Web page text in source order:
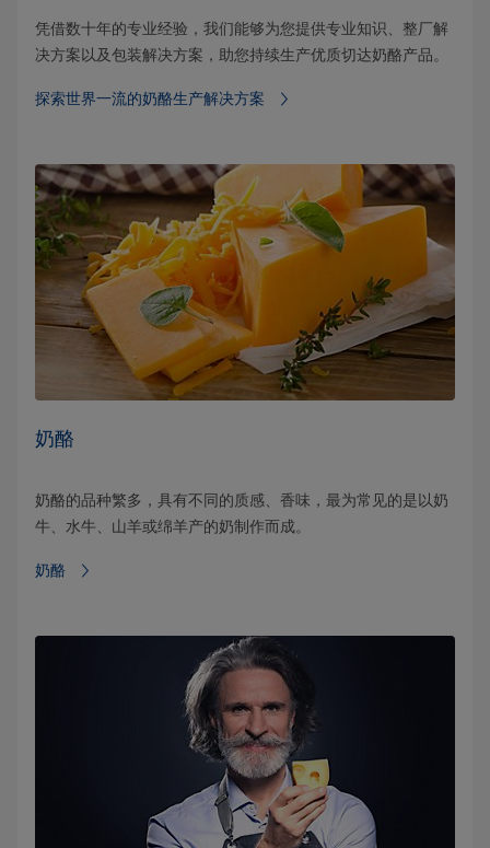
凭借数十年的专业经验，我们能够为您提供专业知识、整厂解
决方案以及包装解决方案，助您持续生产优质切达奶酪产品。
探索世界一流的奶酪生产解决方案
奶酪
奶酪的品种繁多，具有不同的质感、香味，最为常见的是以奶
牛、水牛、山羊或绵羊产的奶制作而成。
奶酪